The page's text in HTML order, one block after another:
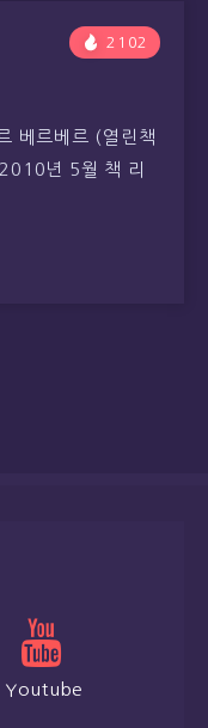
2102
베르베르 (열린책
년 5월 책 리
Youtube